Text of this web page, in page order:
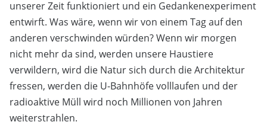
unserer Zeit funktioniert und ein Gedankenexperiment
entwirft. Was wäre, wenn wir von einem Tag auf den
anderen verschwinden würden? Wenn wir morgen
nicht mehr da sind, werden unsere Haustiere
verwildern, wird die Natur sich durch die Architektur
fressen, werden die U-Bahnhöfe volllaufen und der
radioaktive Müll wird noch Millionen von Jahren
weiterstrahlen.